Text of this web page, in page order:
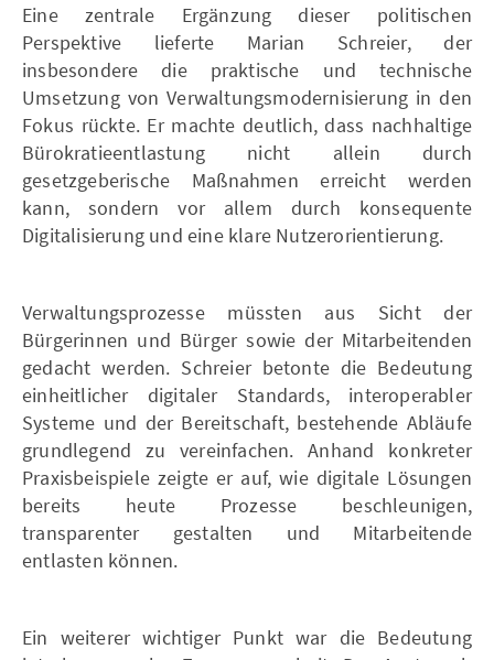
Eine zentrale Ergänzung dieser politischen
Perspektive lieferte Marian Schreier, der
insbesondere die praktische und technische
Umsetzung von Verwaltungsmodernisierung in den
Fokus rückte. Er machte deutlich, dass nachhaltige
Bürokratieentlastung nicht allein durch
gesetzgeberische Maßnahmen erreicht werden
kann, sondern vor allem durch konsequente
Digitalisierung und eine klare Nutzerorientierung.
Verwaltungsprozesse müssten aus Sicht der
Bürgerinnen und Bürger sowie der Mitarbeitenden
gedacht werden. Schreier betonte die Bedeutung
einheitlicher digitaler Standards, interoperabler
Systeme und der Bereitschaft, bestehende Abläufe
grundlegend zu vereinfachen. Anhand konkreter
Praxisbeispiele zeigte er auf, wie digitale Lösungen
bereits heute Prozesse beschleunigen,
transparenter gestalten und Mitarbeitende
entlasten können.
Ein weiterer wichtiger Punkt war die Bedeutung